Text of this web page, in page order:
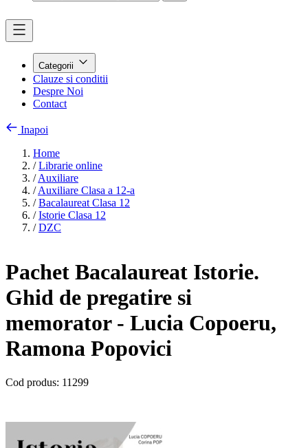
Categorii
Clauze si conditii
Despre Noi
Contact
Inapoi
Home
/ Librarie online
/ Auxiliare
/ Auxiliare Clasa a 12-a
/ Bacalaureat Clasa 12
/ Istorie Clasa 12
/ DZC
Pachet Bacalaureat Istorie.
Ghid de pregatire si
memorator - Lucia Copoeru,
Ramona Popovici
Cod produs: 11299